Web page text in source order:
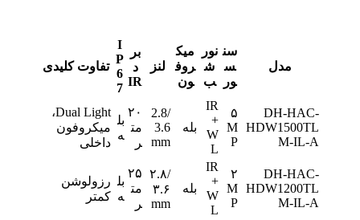
مدل
سن
س
ور
نور
ش
ب
میک
روف
ون
لنز
بر
د
IR
I
P
6
7
تفاوت کلیدی
DH-HAC-
HDW1500TL
M-IL-A
۵
M
P
IR
+
W
L
بله
2.8/
3.6
mm
۲۰
مت
ر
بل
ه
Dual Light،
میکروفون
داخلی
DH-HAC-
HDW1200TL
M-IL-A
۲
M
P
IR
+
W
L
بله
۲.۸/
۳.۶
mm
۲۵
مت
ر
بل
ه
رزولوشن
کمتر